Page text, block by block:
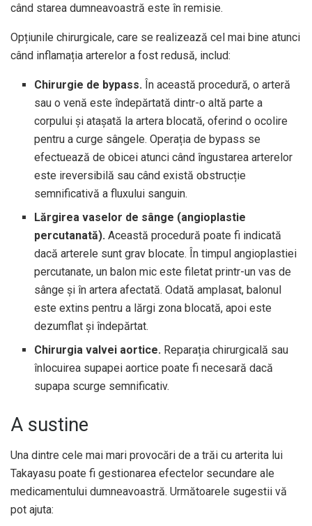
când starea dumneavoastră este în remisie.
Opțiunile chirurgicale, care se realizează cel mai bine atunci
când inflamația arterelor a fost redusă, includ:
Chirurgie de bypass. În această procedură, o arteră
sau o venă este îndepărtată dintr-o altă parte a
corpului și atașată la artera blocată, oferind o ocolire
pentru a curge sângele. Operația de bypass se
efectuează de obicei atunci când îngustarea arterelor
este ireversibilă sau când există obstrucție
semnificativă a fluxului sanguin.
Lărgirea vaselor de sânge (angioplastie
percutanată). Această procedură poate fi indicată
dacă arterele sunt grav blocate. În timpul angioplastiei
percutanate, un balon mic este filetat printr-un vas de
sânge și în artera afectată. Odată amplasat, balonul
este extins pentru a lărgi zona blocată, apoi este
dezumflat și îndepărtat.
Chirurgia valvei aortice. Reparația chirurgicală sau
înlocuirea supapei aortice poate fi necesară dacă
supapa scurge semnificativ.
A sustine
Una dintre cele mai mari provocări de a trăi cu arterita lui
Takayasu poate fi gestionarea efectelor secundare ale
medicamentului dumneavoastră. Următoarele sugestii vă
pot ajuta: